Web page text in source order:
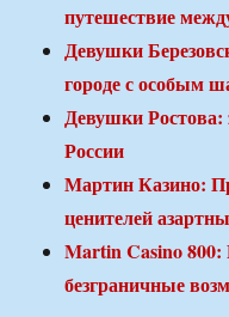
путешествие
Девушки
городе с особым
Девушки
России
Мартин Казино:
ценителей
Martin Casino
безграничные